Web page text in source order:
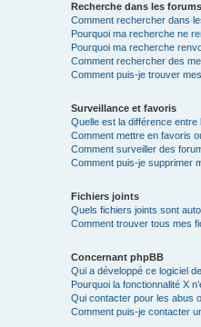
Recherche dans les forums
Comment rechercher dans
Pourquoi ma recherche ne
Pourquoi ma recherche
Comment rechercher des
Comment puis-je trouver
Surveillance et favoris
Quelle est la différence
Comment mettre en favoris
Comment surveiller des
Comment puis-je supprimer
Fichiers joints
Quels fichiers joints sont
Comment trouver tous mes
Concernant phpBB
Qui a développé ce logiciel
Pourquoi la fonctionnalité X
Qui contacter pour les abus
Comment puis-je contacter